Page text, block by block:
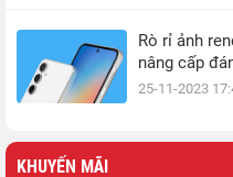
Rò rỉ ảnh
nâng cấp
25-11-2023
KHUYẾN MÃI